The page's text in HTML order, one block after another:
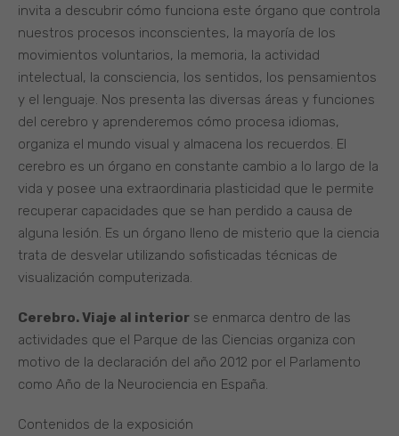
invita a descubrir cómo funciona este órgano que controla
nuestros procesos inconscientes, la mayoría de los
movimientos voluntarios, la memoria, la actividad
intelectual, la consciencia, los sentidos, los pensamientos
y el lenguaje. Nos presenta las diversas áreas y funciones
del cerebro y aprenderemos cómo procesa idiomas,
organiza el mundo visual y almacena los recuerdos. El
cerebro es un órgano en constante cambio a lo largo de la
vida y posee una extraordinaria plasticidad que le permite
recuperar capacidades que se han perdido a causa de
alguna lesión. Es un órgano lleno de misterio que la ciencia
trata de desvelar utilizando sofisticadas técnicas de
visualización computerizada.
Cerebro. Viaje al interior se enmarca dentro de las
actividades que el Parque de las Ciencias organiza con
motivo de la declaración del año 2012 por el Parlamento
como Año de la Neurociencia en España.
Contenidos de la exposición